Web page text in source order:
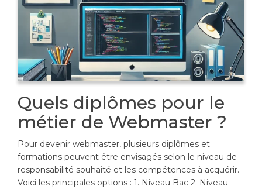
Quels diplômes pour le
métier de Webmaster ?
Pour devenir webmaster, plusieurs diplômes et
formations peuvent être envisagés selon le niveau de
responsabilité souhaité et les compétences à acquérir.
Voici les principales options : 1. Niveau Bac 2. Niveau